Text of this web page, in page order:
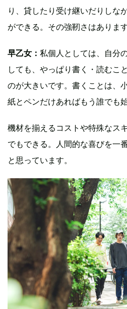
り、貸したり受け継いだりしな
ができる。その強靭さはあります
早乙女： 私個人としては、自分
しても、やっぱり書く・読むこ
のが大きいです。書くことは、
紙とペンだけあればもう誰でも
機材を揃えるコストや特殊なス
でもできる。人間的な喜びを一
と思っています。